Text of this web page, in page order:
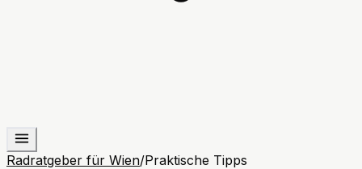
Radratgeber für Wien/Praktische Tipps